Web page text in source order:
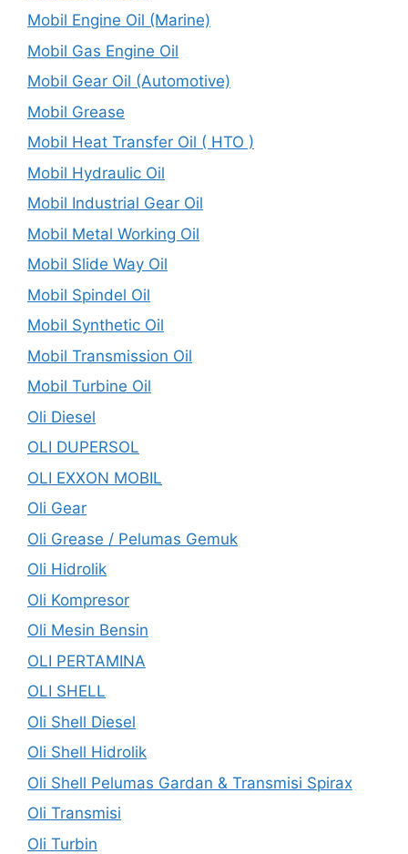
Mobil Engine Oil (Marine)
Mobil Gas Engine Oil
Mobil Gear Oil (Automotive)
Mobil Grease
Mobil Heat Transfer Oil ( HTO )
Mobil Hydraulic Oil
Mobil Industrial Gear Oil
Mobil Metal Working Oil
Mobil Slide Way Oil
Mobil Spindel Oil
Mobil Synthetic Oil
Mobil Transmission Oil
Mobil Turbine Oil
Oli Diesel
OLI DUPERSOL
OLI EXXON MOBIL
Oli Gear
Oli Grease / Pelumas Gemuk
Oli Hidrolik
Oli Kompresor
Oli Mesin Bensin
OLI PERTAMINA
OLI SHELL
Oli Shell Diesel
Oli Shell Hidrolik
Oli Shell Pelumas Gardan & Transmisi Spirax
Oli Transmisi
Oli Turbin